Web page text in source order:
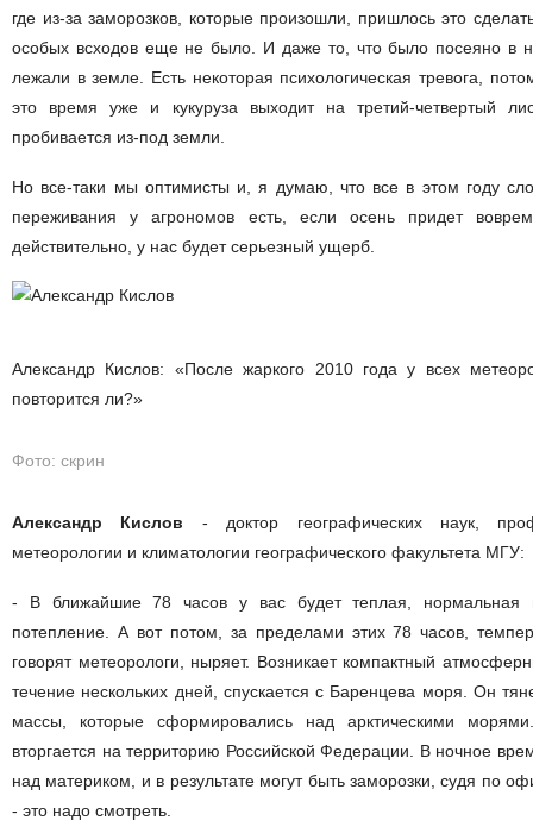
где из-за заморозков, которые произошли, пришлось это
особых всходов еще не было. И даже то, что было посеяно в
лежали в земле. Есть некоторая психологическая тревога,
это время уже и кукуруза выходит на третий-четвертый
пробивается из-под земли.
Но все-таки мы оптимисты и, я думаю, что все в этом году
переживания у агрономов есть, если осень придет
действительно, у нас будет серьезный ущерб.
Александр Кислов: «После жаркого 2010 года у всех
повторится ли?»
Фото: скрин
Александр Кислов - доктор географических наук,
метеорологии и климатологии географического факультета МГУ:
- В ближайшие 78 часов у вас будет теплая, нормальная
потепление. А вот потом, за пределами этих 78 часов,
говорят метеорологи, ныряет. Возникает компактный
течение нескольких дней, спускается с Баренцева моря. Он
массы, которые сформировались над арктическими
вторгается на территорию Российской Федерации. В ночное
над материком, и в результате могут быть заморозки, судя по
- это надо смотреть.